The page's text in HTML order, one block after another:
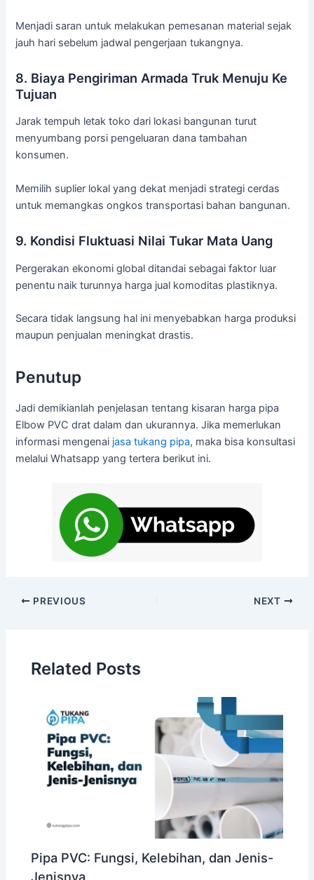
Menjadi saran untuk melakukan pemesanan material sejak
jauh hari sebelum jadwal pengerjaan tukangnya.
8. Biaya Pengiriman Armada Truk Menuju Ke
Tujuan
Jarak tempuh letak toko dari lokasi bangunan turut
menyumbang porsi pengeluaran dana tambahan
konsumen.
Memilih suplier lokal yang dekat menjadi strategi cerdas
untuk memangkas ongkos transportasi bahan bangunan.
9. Kondisi Fluktuasi Nilai Tukar Mata Uang
Pergerakan ekonomi global ditandai sebagai faktor luar
penentu naik turunnya harga jual komoditas plastiknya.
Secara tidak langsung hal ini menyebabkan harga produksi
maupun penjualan meningkat drastis.
Penutup
Jadi demikianlah penjelasan tentang kisaran harga pipa
Elbow PVC drat dalam dan ukurannya. Jika memerlukan
informasi mengenai jasa tukang pipa, maka bisa konsultasi
melalui Whatsapp yang tertera berikut ini.
PREVIOUS NEXT
Related Posts
Pipa PVC: Fungsi, Kelebihan, dan Jenis-
Jenisnya